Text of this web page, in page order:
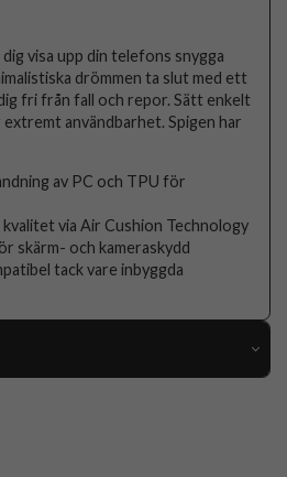
visa upp din telefons snygga
drömmen ta slut med ett
fri från fall och repor. Sätt enkelt
användbarhet. Spigen har
av PC och TPU för
kvalitet via Air Cushion Technology
skärm- och kameraskydd
tack vare inbyggda